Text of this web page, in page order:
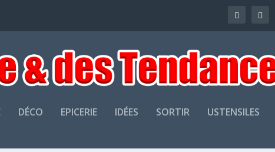
DÉCO EPICERIE IDÉES SORTIR USTENSILES